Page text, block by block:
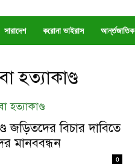
সারাদেশ করোনা ভাইরাস আর্ন্তজাতিক
হত্যাকাণ্ড
জড়িতদের বিচার দাবিতে
মানববন্ধন
0